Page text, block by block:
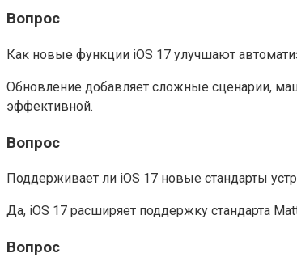
Вопрос
Как новые функции iOS 17 улучшают
Обновление добавляет сложные сценарии,
эффективной.
Вопрос
Поддерживает ли iOS 17 новые стандарты
Да, iOS 17 расширяет поддержку стандарта
Вопрос